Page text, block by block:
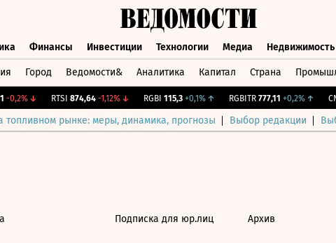
Финансы Инвестиции Технологии Медиа Недвижимость
Город Ведомости& Аналитика Капитал Страна
-0,2%↓ RTSI 874,64 -1,12%↓ RGBI 115,3 +0,1%↑ RGBITR 777,11 +0,2%↑
топливном рынке: меры, динамика, прогнозы Выбор редакции
Подписка для юр.лиц Архив